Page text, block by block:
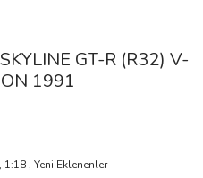
GT-R (R32) V-
1991
, 1:18 ,Yeni Eklenenler